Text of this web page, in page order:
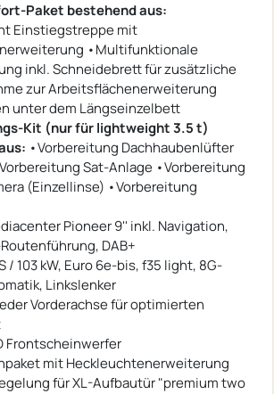
Paket bestehend aus:
Einstiegstreppe mit
•Multifunktionale
inkl. Schneidebrett für zusätzliche
zur Arbeitsflächenerweiterung
unter dem Längseinzelbett
Kit (nur für lightweight 3.5 t)
•Vorbereitung Dachhaubenlüfter
Sat-Anlage •Vorbereitung
(Einzellinse) •Vorbereitung
Pioneer 9'' inkl. Navigation,
DAB+
/ 103 kW, Euro 6e-bis, f35 light, 8G-
Linkslenker
Vorderachse für optimierten
Frontscheinwerfer
mit Heckleuchtenerweiterung
für XL-Aufbautür "premium two